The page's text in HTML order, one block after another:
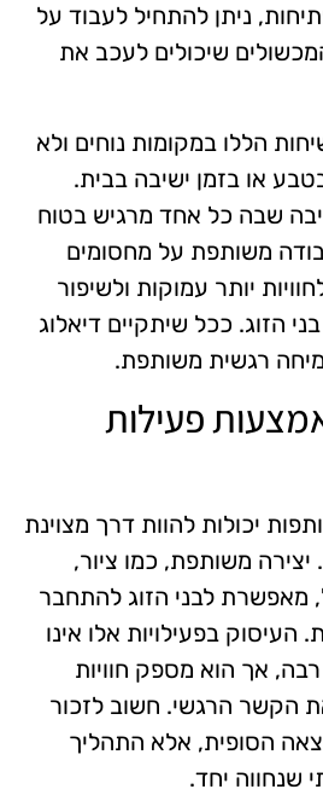
ניתן להתחיל לעבוד על
שיכולים לעכב את
הללו במקומות נוחים ולא
או בזמן ישיבה בבית.
שבה כל אחד מרגיש בטוח
משותפת על מחסומים
יותר עמוקות ולשיפור
הזוג. ככל שיתקיים דיאלוג
רגשית משותפת.
פעילות
יכולות להוות דרך מצוינת
משותפת, כמו ציור,
מאפשרת לבני הזוג להתחבר
בפעילויות אלו אינו
אך הוא מספק חוויות
הקשר הרגשי. חשוב לזכור
הסופית, אלא התהליך
שנחווה יחד.